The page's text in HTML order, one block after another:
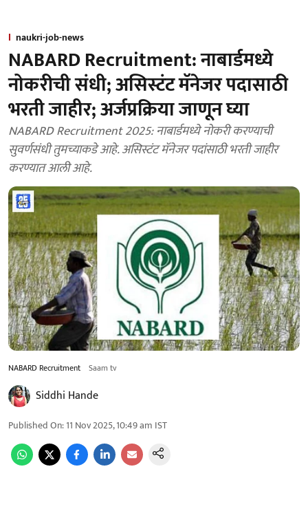
naukri-job-news
NABARD Recruitment: नाबार्डमध्ये
नोकरीची संधी; असिस्टंट मॅनेजर पदासाठी
भरती जाहीर; अर्जप्रक्रिया जाणून घ्या
NABARD Recruitment 2025: नाबार्डमध्ये नोकरी करण्याची
सुवर्णसंधी तुमच्याकडे आहे. असिस्टंट मॅनेजर पदांसाठी भरती जाहीर
करण्यात आली आहे.
NABARD Recruitment Saam tv
Siddhi Hande
Published On:11 Nov 2025, 10:49 am IST